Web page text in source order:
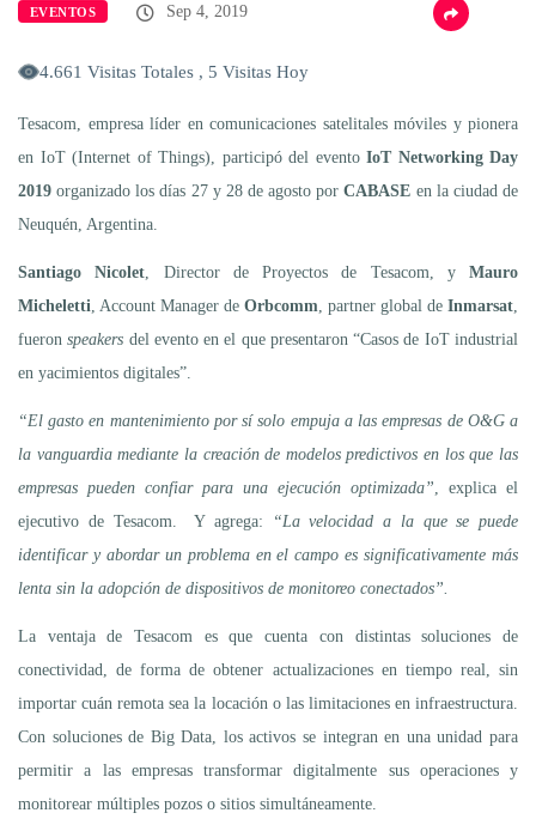
EVENTOS Sep 4, 2019
4.661 Visitas Totales , 5 Visitas Hoy
Tesacom, empresa líder en comunicaciones satelitales móviles y pionera
en IoT (Internet of Things), participó del evento IoT Networking Day
2019 organizado los días 27 y 28 de agosto porCABASE en la ciudad de
Neuquén, Argentina.
Santiago Nicolet , Director de Proyectos de Tesacom, y Mauro
Micheletti , Account Manager de Orbcomm , partner global de Inmarsat
fueronspeakers del evento en el que presentaron “Casos de IoT industrial
en yacimientos digitales”.
“El gasto en mantenimiento por sí solo empuja a las empresas de O&G a
la vanguardia mediante la creación de modelos predictivos en los que las
empresas pueden confiar para una ejecución optimizada” , explica el
ejecutivo de Tesacom. Y agrega:
“La velocidad a la que se puede
identificar y abordar un problema en el campo es significativamente más
lenta sin la adopción de dispositivos de monitoreo conectados”.
La ventaja de Tesacom es que cuenta con distintas soluciones de
conectividad, de forma de obtener actualizaciones en tiempo real, sin
importar cuán remota sea la locación o las limitaciones en infraestructura.
Con soluciones de Big Data, los activos se integran en una unidad para
permitir a las empresas transformar digitalmente sus operaciones y
monitorear múltiples pozos o sitios simultáneamente.